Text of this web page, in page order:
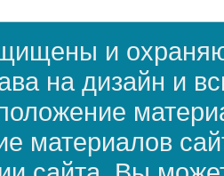
и
на дизайн и
материалов